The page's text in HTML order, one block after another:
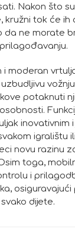
Nakon što
kružni tok će ih
da ne morate
i moderan
potaknuti
inovativnim
igralištu
novu razinu
toga,
i
dijete.